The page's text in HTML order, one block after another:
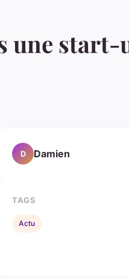
une start-
D Damien
TAGS
Actu